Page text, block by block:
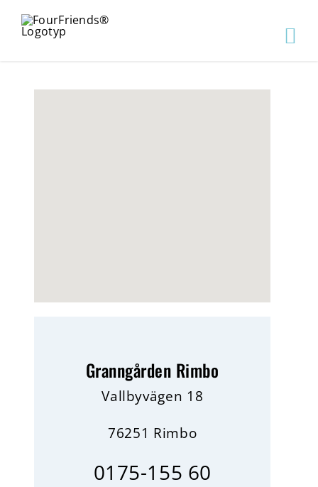
Granngården Rimbo
Vallbyvägen 18
76251 Rimbo
0175-155 60